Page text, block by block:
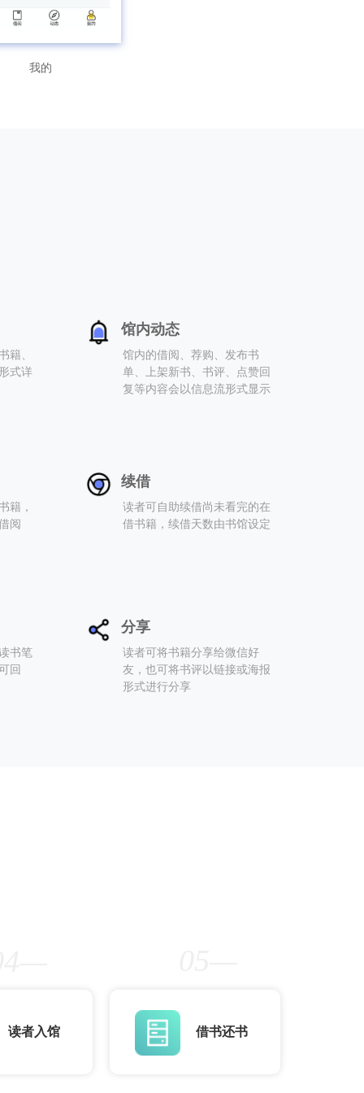
籍、
式详
馆内的借阅、荐购、发布书
单、上架新书、书评、点赞回
复等内容会以信息流形式显示
馆内动态
籍，
阅
读者可自助续借尚未看完的在
借书籍，续借天数由书馆设定
续借
书笔
回
读者可将书籍分享给微信好
友，也可将书评以链接或海报
形式进行分享
分享
读者入馆 借书还书
我的